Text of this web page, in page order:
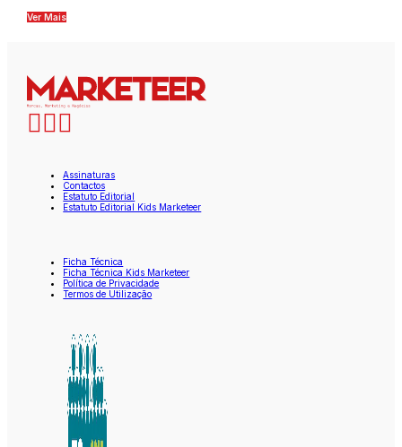
Ver Mais
Assinaturas
Contactos
Estatuto Editorial
Estatuto Editorial Kids Marketeer
Ficha Técnica
Ficha Técnica Kids Marketeer
Política de Privacidade
Termos de Utilização